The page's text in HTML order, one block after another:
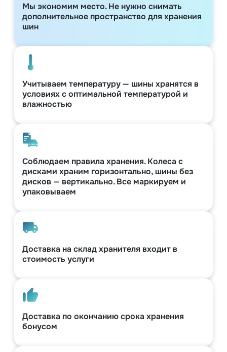
Мы экономим место. Не нужно снимать
дополнительное пространство для хранения
шин
Учитываем температуру — шины хранятся в
условиях с оптимальной температурой и
влажностью
Соблюдаем правила хранения. Колеса с
дисками храним горизонтально, шины без
дисков — вертикально. Все маркируем и
упаковываем
Доставка на склад хранителя входит в
стоимость услуги
Доставка по окончанию срока хранения
бонусом